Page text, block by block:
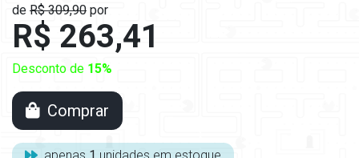
de R$ 309,90 por
R$ 263,41
Desconto de 15%
Comprar